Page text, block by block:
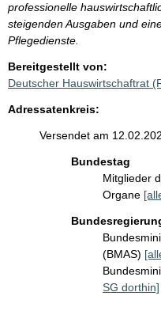
professionelle
steigenden Ausgaben und
Pflegedienste.
Bereitgestellt von:
Deutscher Hauswirtschaftrat
Adressatenkreis:
Versendet am
Bundestag
Mitglieder
Organe
(BMAS)
SG dorthin]